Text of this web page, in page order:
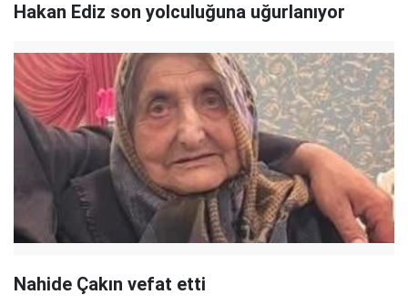
Hakan Ediz son yolculuğuna uğurlanıyor
Nahide Çakın vefat etti